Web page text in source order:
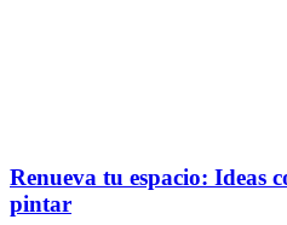
Renueva tu espacio: Ideas
pintar